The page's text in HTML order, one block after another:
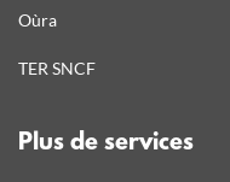
Oùra
TER SNCF
Plus de services